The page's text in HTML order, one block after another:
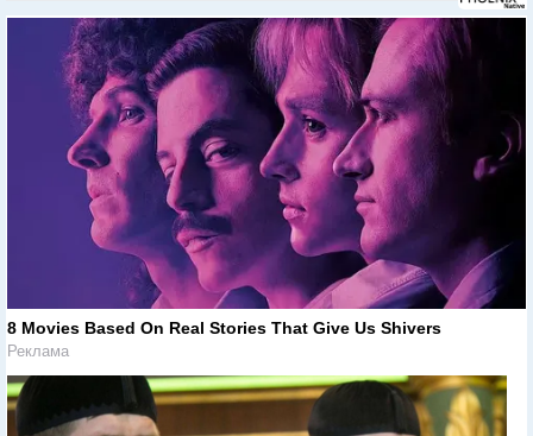
8 Movies Based On Real Stories That Give Us Shivers
Реклама